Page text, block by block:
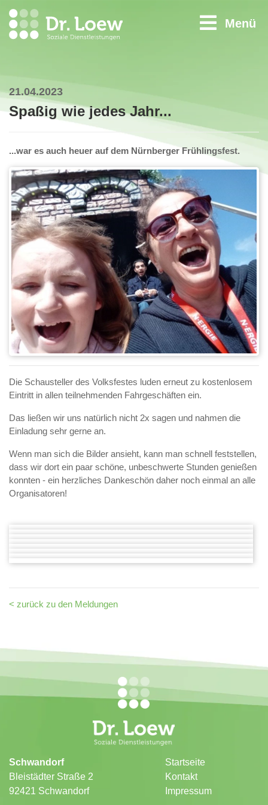
Menü
21.04.2023
Spaßig wie jedes Jahr...
...war es auch heuer auf dem Nürnberger Frühlingsfest.
Die Schausteller des Volksfestes luden erneut zu kostenlosem
Eintritt in allen teilnehmenden Fahrgeschäften ein.
Das ließen wir uns natürlich nicht 2x sagen und nahmen die
Einladung sehr gerne an.
Wenn man sich die Bilder ansieht, kann man schnell feststellen,
dass wir dort ein paar schöne, unbeschwerte Stunden genießen
konnten - ein herzliches Dankeschön daher noch einmal an alle
Organisatoren!
< zurück zu den Meldungen
Schwandorf
Bleistädter Straße 2
92421 Schwandorf
Startseite
Kontakt
Impressum